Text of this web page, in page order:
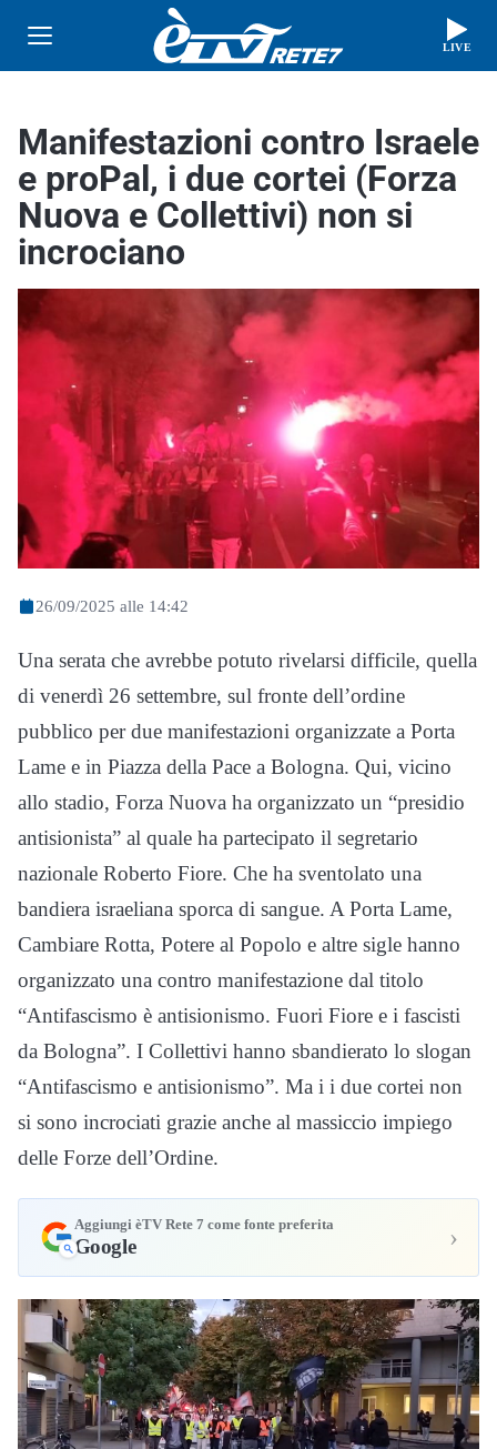
LIVE
Manifestazioni contro Israele
e proPal, i due cortei (Forza
Nuova e Collettivi) non si
incrociano
26/09/2025 alle 14:42
Una serata che avrebbe potuto rivelarsi difficile, quella
di venerdì 26 settembre, sul fronte dell’ordine
pubblico per due manifestazioni organizzate a Porta
Lame e in Piazza della Pace a Bologna. Qui, vicino
allo stadio, Forza Nuova ha organizzato un “presidio
antisionista” al quale ha partecipato il segretario
nazionale Roberto Fiore. Che ha sventolato una
bandiera israeliana sporca di sangue. A Porta Lame,
Cambiare Rotta, Potere al Popolo e altre sigle hanno
organizzato una contro manifestazione dal titolo
“Antifascismo è antisionismo. Fuori Fiore e i fascisti
da Bologna”. I Collettivi hanno sbandierato lo slogan
“Antifascismo e antisionismo”. Ma i i due cortei non
si sono incrociati grazie anche al massiccio impiego
delle Forze dell’Ordine.
Aggiungi èTV Rete 7 come fonte preferita
Google ›